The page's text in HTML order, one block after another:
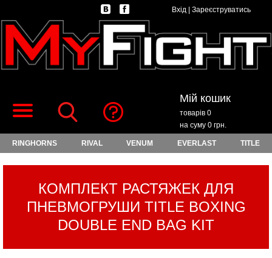
Вхід Зареєструватись
Мій кошик
товарів 0
на суму 0 грн.
RINGHORNS RIVAL VENUM EVERLAST TITLE
КОМПЛЕКТ РАСТЯЖЕК ДЛЯ
ПНЕВМОГРУШИ TITLE BOXING
DOUBLE END BAG KIT